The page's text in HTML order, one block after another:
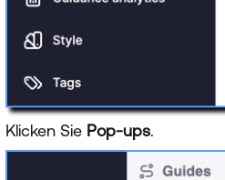
Klicken Sie Pop-ups.